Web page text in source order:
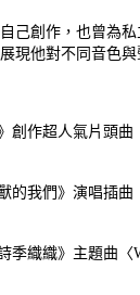
己創作，也曾為
現他對不同音色與
創作超人氣片頭曲
的我們》演唱插
季織織》主題曲